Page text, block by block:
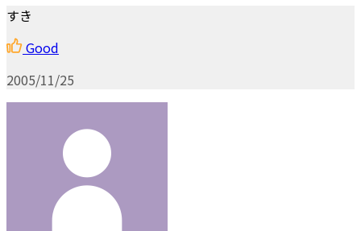
すき
Good
2005/11/25